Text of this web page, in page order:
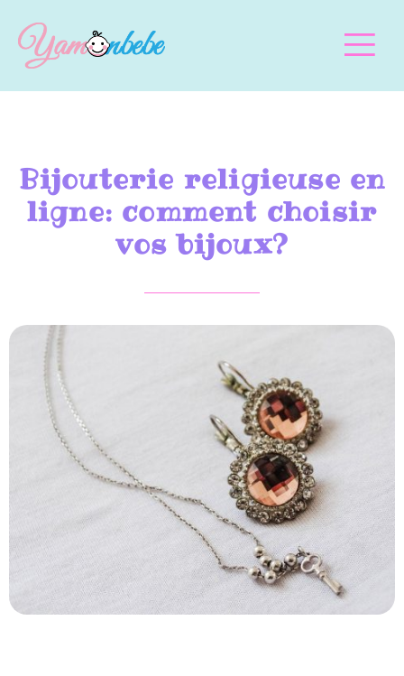
Bijouterie religieuse en
ligne: comment choisir
vos bijoux?